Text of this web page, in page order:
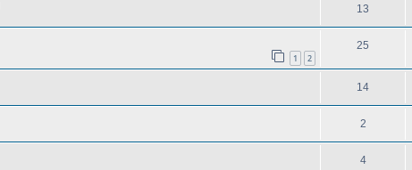
13
1 2
25
14
2
4